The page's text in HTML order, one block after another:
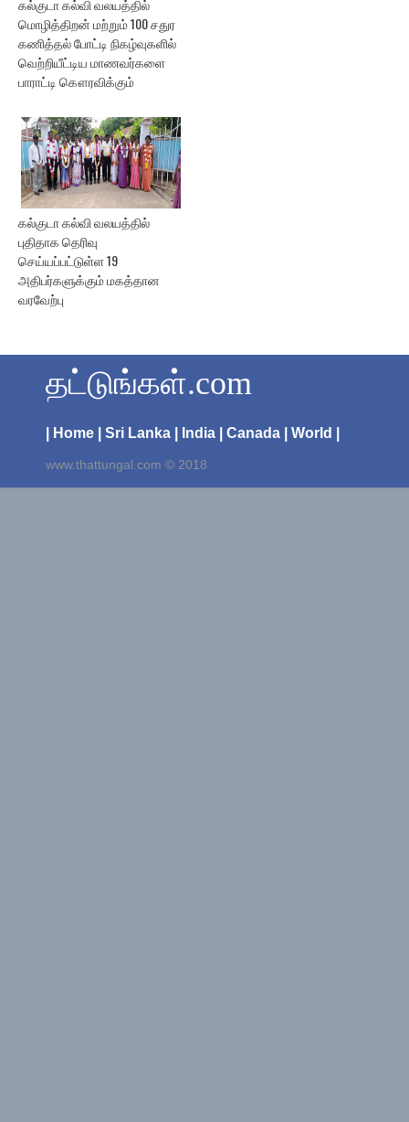
கல்குடா கல்வி வலயத்தில்
மொழித்திறன் மற்றும் 100 சதுர
கணித்தல் போட்டி நிகழ்வுகளில்
வெற்றியீட்டிய மாணவர்களை
பாராட்டி கௌரவிக்கும்
கல்குடா கல்வி வலயத்தில்
புதிதாக தெரிவு
செய்யப்பட்டுள்ள 19
அதிபர்களுக்கும் மகத்தான
வரவேற்பு
தட்டுங்கள்.com
| Home | Sri Lanka | India | Canada | World |
www.thattungal.com © 2018